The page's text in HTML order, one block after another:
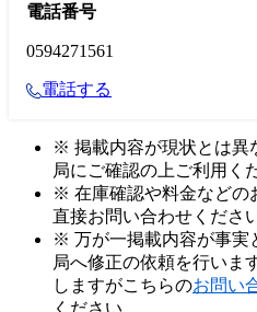
電話番号
0594271561
電話する
※ 掲載内容が現状とは異
局にご確認の上ご利用く
※ 在庫確認や料金などの
直接お問い合わせください
※ 万が一掲載内容が事実
局へ修正の依頼を行いま
しますがこちらのお問い
ください。